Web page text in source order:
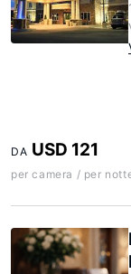
DA USD 121
per camera / per